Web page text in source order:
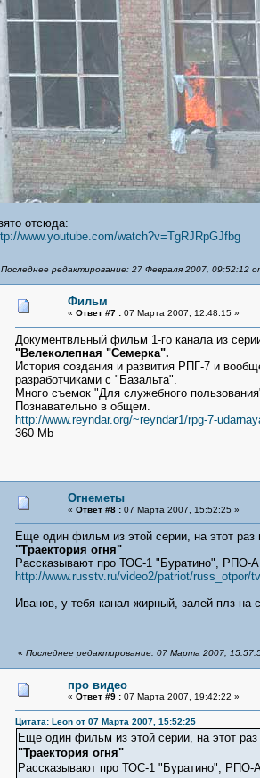
отсюда:
www.youtube.com/watch?v=TgRJRpGJfbg
Последнее редактирование: 27 Февраля 2007, 09:52:12
Фильм
« Ответ #7 : 07 Марта 2007, 12:48:15 »
Документвльный фильм 1-го канала из
"Велеколепная "Семерка".
История создания и развития РПГ-7 и
разработчиками с "Базальта".
Много съемок "Для служебного
Познавательно в общем.
http://www.reyndar.org/~reyndar1/rpg-7-
360 Mb
Огнеметы
« Ответ #8 : 07 Марта 2007, 15:52:25 »
Еще один фильм из этой серии, на этот раз
"Траектория огня"
Рассказывают про ТОС-1 "Буратино", РПО-
http://www.russtv.ru/video2/patriot/russ_otpor/
Иванов, у тебя канал жирный, залей плз на
« Последнее редактирование: 07 Марта 2007,
про видео
« Ответ #9 : 07 Марта 2007, 19:42:22 »
Цитата: Leon от 07 Марта 2007, 15:52:25
Еще один фильм из этой серии, на этот
"Траектория огня"
Рассказывают про ТОС-1 "Буратино", РПО-